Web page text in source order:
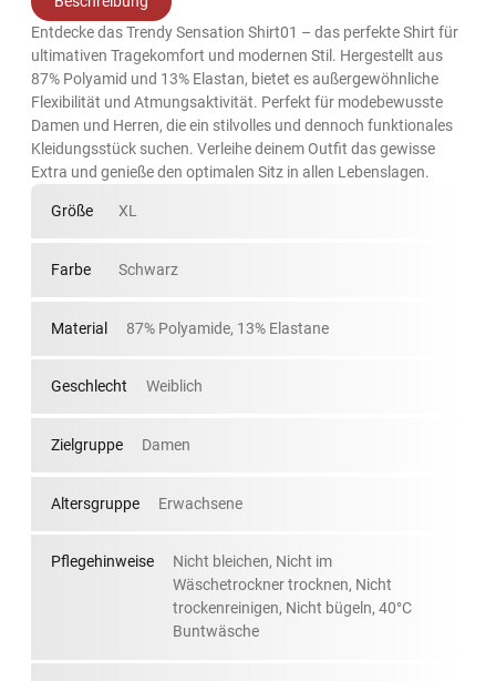
Entdecke das Trendy Sensation Shirt01 – das perfekte Shirt für
ultimativen Tragekomfort und modernen Stil. Hergestellt aus
87% Polyamid und 13% Elastan, bietet es außergewöhnliche
Flexibilität und Atmungsaktivität. Perfekt für modebewusste
Damen und Herren, die ein stilvolles und dennoch funktionales
Kleidungsstück suchen. Verleihe deinem Outfit das gewisse
Extra und genieße den optimalen Sitz in allen Lebenslagen.
Größe XL
Farbe Schwarz
Material 87% Polyamide, 13% Elastane
Geschlecht Weiblich
Zielgruppe Damen
Altersgruppe Erwachsene
Pflegehinweise
Nicht bleichen, Nicht im
Wäschetrockner trocknen, Nicht
trockenreinigen, Nicht bügeln, 40°C
Buntwäsche